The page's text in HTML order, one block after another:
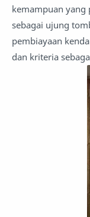
kemampuan yang
sebagai ujung
pembiayaan
dan kriteria